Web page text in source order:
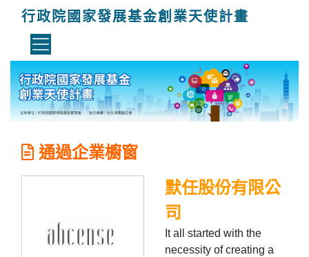
行政院國家發展基金創業天使計畫
通過企業櫥窗
默任股份有限公
司
It all started with the
necessity of creating a